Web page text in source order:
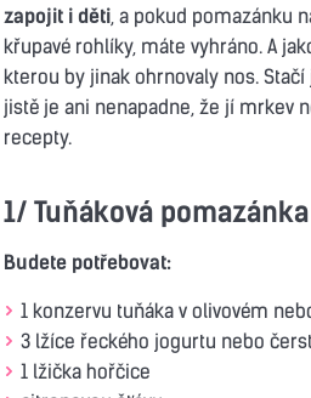
zapojit i děti, a pokud pomazánku
křupavé rohlíky, máte vyhráno. A
kterou by jinak ohrnovaly nos.
jistě je ani nenapadne, že jí mrkev
recepty.
1/ Tuňáková pomazánka
Budete potřebovat:
1 konzervu tuňáka v olivovém
3 lžíce řeckého jogurtu nebo
1 lžička hořčice